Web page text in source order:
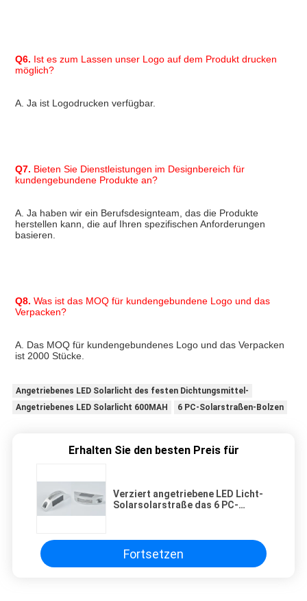
Q6. Ist es zum Lassen unser Logo auf dem Produkt drucken
möglich?
A. Ja ist Logodrucken verfügbar.
Q7. Bieten Sie Dienstleistungen im Designbereich für
kundengebundene Produkte an?
A. Ja haben wir ein Berufsdesignteam, das die Produkte
herstellen kann, die auf Ihren spezifischen Anforderungen
basieren.
Q8. Was ist das MOQ für kundengebundene Logo und das
Verpacken?
A. Das MOQ für kundengebundenes Logo und das Verpacken
ist 2000 Stücke.
Angetriebenes LED Solarlicht des festen Dichtungsmittel-
Angetriebenes LED Solarlicht 600MAH
6 PC-Solarstraßen-Bolzen
Erhalten Sie den besten Preis für
Verziert angetriebene LED Licht-
Solarsolarstraße das 6 PC-
Fortsetzen